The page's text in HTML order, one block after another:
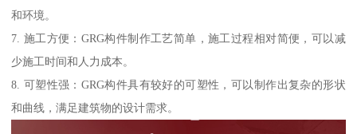
和环境。
7. 施工方便：GRG构件制作工艺简单，施工过程相对简便，可以减
少施工时间和人力成本。
8. 可塑性强：GRG构件具有较好的可塑性，可以制作出复杂的形状
和曲线，满足建筑物的设计需求。